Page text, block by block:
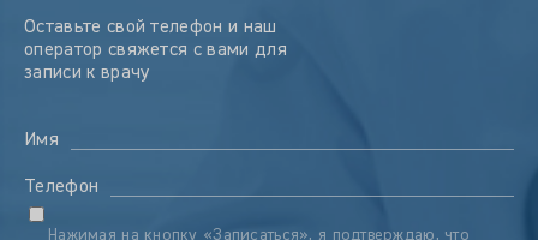
Оставьте свой телефон и наш
оператор свяжется с вами для
записи к врачу
Имя
Телефон
Нажимая на кнопку «Записаться», я подтверждаю, что